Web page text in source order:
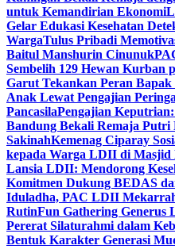
untuk Kemandirian Ekonomi
Gelar Edukasi Kesehatan
WargaTulus Pribadi
Baitul Manshurin Cinunuk
Sembelih 129 Hewan Kurban
Garut Tekankan Peran
Anak Lewat Pengajian
PancasilaPengajian
Bandung Bekali Remaja Putri
SakinahKemenag Ciparay
kepada Warga LDII di Masjid
Lansia LDII: Mendorong
Komitmen Dukung BEDAS
Iduladha, PAC LDII
RutinFun Gathering
Pererat Silaturahmi dalam
Bentuk Karakter Generasi